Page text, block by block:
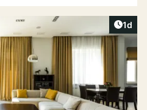
1d